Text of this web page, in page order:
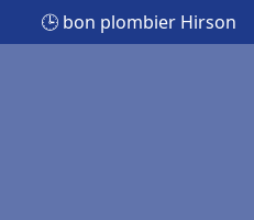
🕒 bon plombier Hirson